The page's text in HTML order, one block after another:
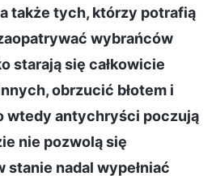
także tych, którzy potrafią
wybrańców
starają się całkowicie
obrzucić błotem i
wtedy antychryści poczują
nie pozwolą się
stanie nadal wypełniać